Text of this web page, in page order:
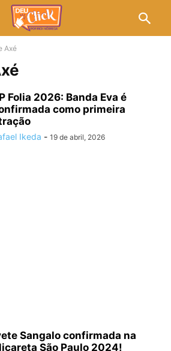
Axé
Folia 2026: Banda Eva é
como primeira
Ikeda - 19 de abril, 2026
Sangalo confirmada na
São Paulo 2024!